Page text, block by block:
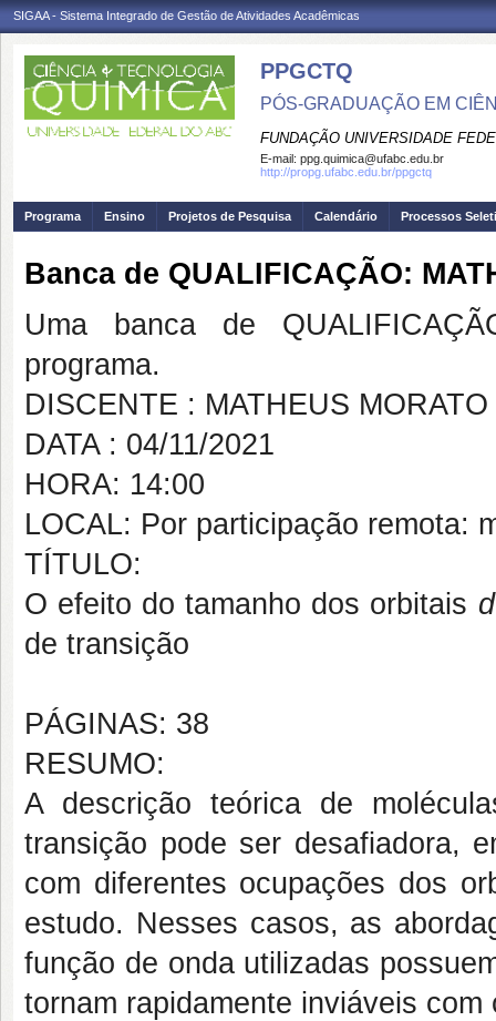
SIGAA - Sistema Integrado de Gestão de Atividades Acadêmicas
PPGCTQ
PÓS-GRADUAÇÃO EM
FUNDAÇÃO UNIVERSIDADE
E-mail: ppg.quimica@ufabc.edu.br
http://propg.ufabc.edu.br/ppgctq
Programa Ensino Projetos de Pesquisa Calendário Processos
Banca de QUALIFICAÇÃO:
Uma banca de
programa.
DISCENTE : MATHEUS
DATA : 04/11/2021
HORA: 14:00
LOCAL: Por participação remota:
TÍTULO:
O efeito do tamanho dos orbitais d
de transição
PÁGINAS: 38
RESUMO:
A descrição teórica de
transição pode ser desafiadora,
com diferentes ocupações dos
estudo. Nesses casos, as
função de onda utilizadas
tornam rapidamente inviáveis